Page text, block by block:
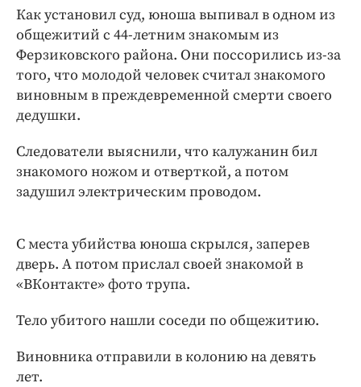
Как установил суд, юноша выпивал в одном из
общежитий с 44-летним знакомым из
Ферзиковского района. Они поссорились из-за
того, что молодой человек считал знакомого
виновным в преждевременной смерти своего
дедушки.
Следователи выяснили, что калужанин бил
знакомого ножом и отверткой, а потом
задушил электрическим проводом.
С места убийства юноша скрылся, заперев
дверь. А потом прислал своей знакомой в
«ВКонтакте» фото трупа.
Тело убитого нашли соседи по общежитию.
Виновника отправили в колонию на девять
лет.